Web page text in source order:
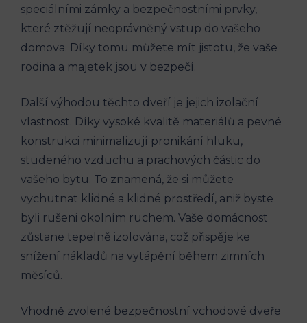
‌speciálními zámky a bezpečnostními prvky,
které ztěžují⁤ neoprávněný vstup do vašeho
domova. Díky tomu můžete mít jistotu, že vaše
rodina a majetek jsou v bezpečí.
Další výhodou těchto dveří je jejich izolační
vlastnost. Díky vysoké kvalitě​ materiálů a pevné
konstrukci minimalizují⁢ pronikání hluku,
studeného vzduchu a prachových částic do
vašeho bytu. To znamená, že si můžete
vychutnat klidné a klidné prostředí, ‌aniž byste
byli ⁢rušeni okolním ruchem. Vaše domácnost
zůstane tepelně izolována,‌ což‍ přispěje ke
snížení‍ nákladů na vytápění ​během zimních
měsíců.
Vhodně zvolené ⁣bezpečnostní⁣ vchodové dveře